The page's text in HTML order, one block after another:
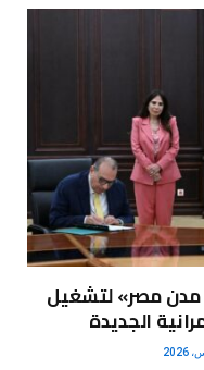
مصر» لتشغيل
الجديدة